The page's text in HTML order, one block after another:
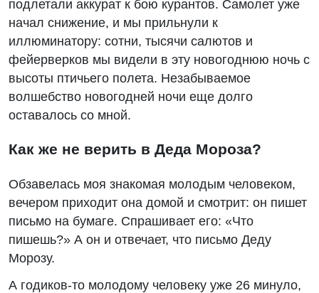
подлетали аккурат к бою курантов. Самолет уже
начал снижение, и мы прильнули к
иллюминатору: сотни, тысячи салютов и
фейерверков мы видели в эту новогоднюю ночь с
высоты птичьего полета. Незабываемое
волшебство новогодней ночи еще долго
оставалось со мной.
Как же не верить в Деда Мороза?
Обзавелась моя знакомая молодым человеком,
вечером приходит она домой и смотрит: он пишет
письмо на бумаге. Спрашивает его: «Что
пишешь?» А он и отвечает, что письмо Деду
Морозу.
А годиков-то молодому человеку уже 26 минуло,